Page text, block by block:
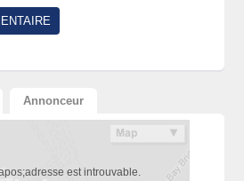
Annonceur
est introuvable.